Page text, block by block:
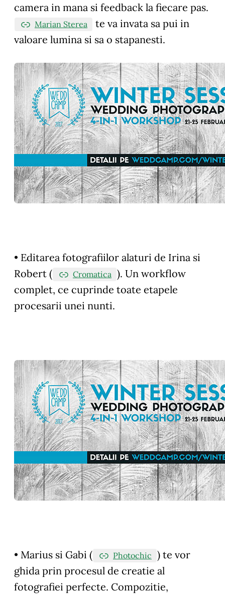
camera in mana si feedback la fiecare pas.
Marian Sterea
te va invata sa pui in
valoare lumina si sa o stapanesti.
• Editarea fotografiilor alaturi de Irina si
Robert (
Cromatica ). Un workflow
complet, ce cuprinde toate etapele
procesarii unei nunti.
• Marius si Gabi ( Photochic ) te vor
ghida prin procesul de creatie al
fotografiei perfecte. Compozitie,